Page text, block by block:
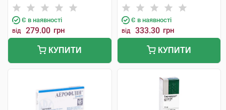
Є в наявності
від 279.00 грн
КУПИТИ
Є в наявності
від 333.30 грн
КУПИТИ